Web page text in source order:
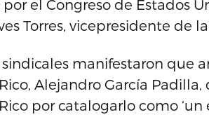
el Congreso de Estados
Torres, vicepresidente de
sindicales manifestaron que
Alejandro García
por catalogarlo como